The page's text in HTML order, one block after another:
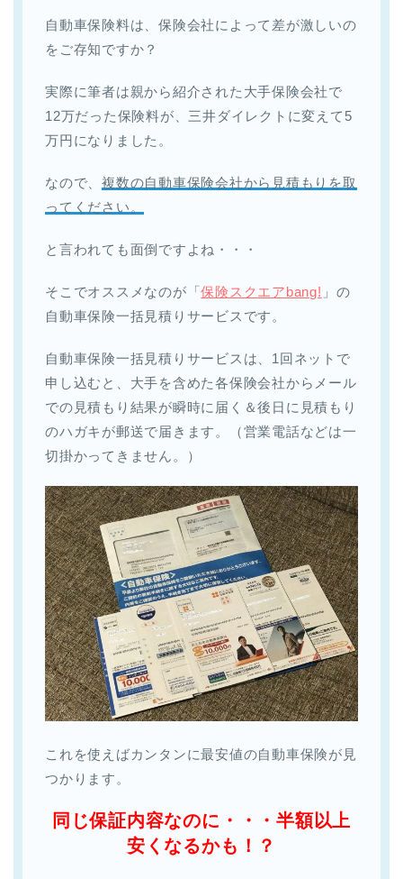
自動車保険料は、保険会社によって差が激しいの
をご存知ですか？
実際に筆者は親から紹介された大手保険会社で
12万だった保険料が、三井ダイレクトに変えて5
万円になりました。
なので、複数の自動車保険会社から見積もりを取
ってください。
と言われても面倒ですよね・・・
そこでオススメなのが「保険スクエアbang! 」の
自動車保険一括見積りサービスです。
自動車保険一括見積りサービスは、1回ネットで
申し込むと、大手を含めた各保険会社からメール
での見積もり結果が瞬時に届く＆後日に見積もり
のハガキが郵送で届きます。（営業電話などは一
切掛かってきません。）
これを使えばカンタンに最安値の自動車保険が見
つかります。
同じ保証内容なのに・・・半額以上
安くなるかも！？